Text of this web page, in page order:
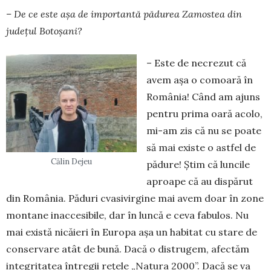
– De ce este așa de importantă pădurea Zamostea din
județul Botoșani?
Călin Dejeu
– Este de necrezut că
avem așa o comoară în
România! Când am ajuns
pentru prima oară acolo,
mi-am zis că nu se poate
să mai existe o astfel de
pădure! Știm că luncile
aproape că au dispărut
din România. Păduri cvasivirgine mai avem doar în zone
montane inaccesibile, dar în luncă e ceva fabulos. Nu
mai există nicăieri în Europa așa un habitat cu stare de
conservare atât de bună. Dacă o distrugem, afectăm
integritatea întregii rețele „Natura 2000”. Dacă se va